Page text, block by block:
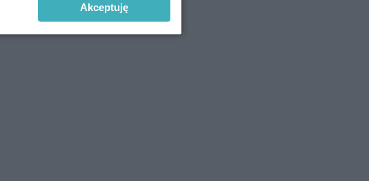
Akceptuję